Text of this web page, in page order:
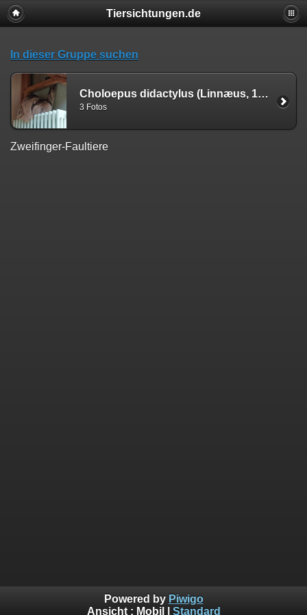
Tiersichtungen.de
In dieser Gruppe suchen
Choloepus didactylus (Linnæus, 1758)
3 Fotos
Zweifinger-Faultiere
Powered by Piwigo
Ansicht : Mobil Standard